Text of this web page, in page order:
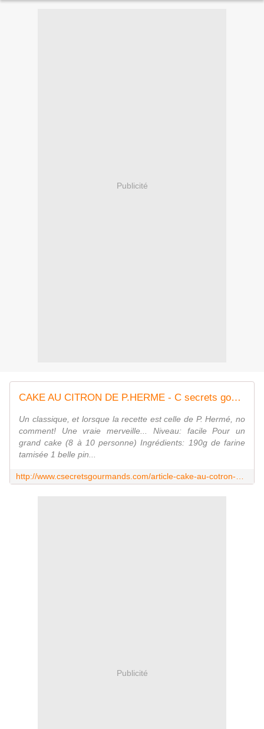
Publicité
CAKE AU CITRON DE P.HERME - C secrets gourmands!! Blog de cuisine, recettes faciles, à préparer à l'avance, ...
Un classique, et lorsque la recette est celle de P. Hermé, no
comment! Une vraie merveille... Niveau: facile Pour un
grand cake (8 à 10 personne) Ingrédients: 190g de farine
tamisée 1 belle pin...
Publicité